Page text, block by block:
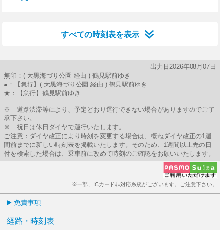
すべての時刻表を表示
出力日2026年08月07日
無印：( 大黒海づり公園 経由 ) 鶴見駅前ゆき
●：【急行】( 大黒海づり公園 経由 ) 鶴見駅前ゆき
★：【急行】鶴見駅前ゆき
※ 道路渋滞等により、予定どおり運行できない場合がありますのでご了
承下さい。
※ 祝日は休日ダイヤで運行いたします。
ご注意：ダイヤ改正により時刻を変更する場合は、概ねダイヤ改正の1週
間前までに新しい時刻表を掲載いたします。そのため、1週間以上先の日
付を検索した場合は、乗車前に改めて時刻のご確認をお願いいたします。
※一部、ICカード非対応系統がございます。ご注意下さい。
免責事項
経路・時刻表